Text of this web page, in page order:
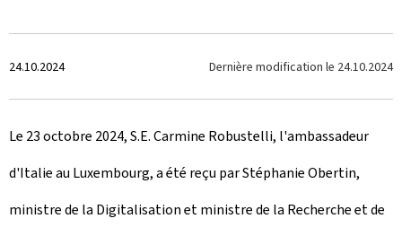
C
r
é
e
l
24.10.2024 Dernière modification le 24.10.2024
Le 23 octobre 2024, S.E. Carmine Robustelli, l'ambassadeur
d'Italie au Luxembourg, a été reçu par Stéphanie Obertin,
ministre de la Digitalisation et ministre de la Recherche et de